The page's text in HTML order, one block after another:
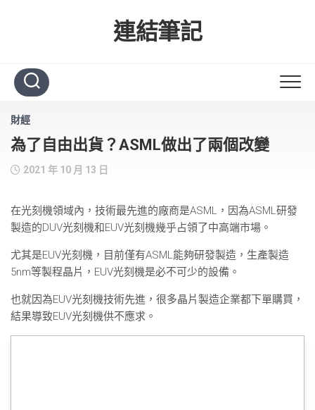
連結筆記
財經
為了自由出貨？ASML做出了兩個改變
2021 年 10 月 13 日
在光刻機領域內，技術最先進的廠商是ASML，因為ASML研發
製造的DUV光刻機和EUV光刻機幾乎占領了中高端市場。
尤其是EUV光刻機，目前僅有ASML能夠研發製造，生產製造
5nm等製程晶片，EUV光刻機是必不可少的設備。
也就因為EUV光刻機技術先進，很多晶片製造企業都下單購買，
結果導致EUV光刻機供不應求。